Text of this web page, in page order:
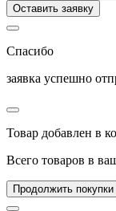
Оставить заявку
Спасибо
заявка успешно
Товар добавлен в
Всего товаров в
Продолжить покупки